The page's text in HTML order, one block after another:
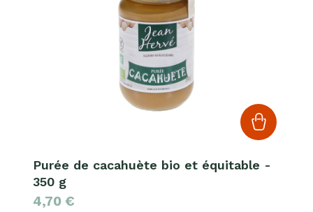
Purée de cacahuète bio et équitable -
350 g
4,70 €